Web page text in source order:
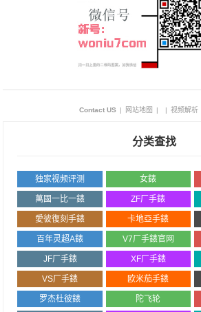
Contact US | 网站地图 | | 视频解析
分类查找
独家视频评测 女錶
萬國一比一錶 ZF厂手錶
愛彼復刻手錶 卡地亞手錶
百年灵超A錶 V7厂手錶官网
JF厂手錶 XF厂手錶
VS厂手錶 欧米茄手錶
罗杰杜彼錶 陀飞轮